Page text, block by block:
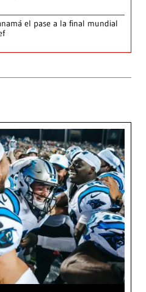
el pase a la final mundial